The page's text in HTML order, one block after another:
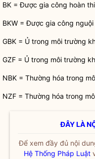
BK = Được gia công hoàn
BKW = Được gia công
GBK = Ủ trong môi trường
GZF = Ủ trong môi trường
NBK = Thường hóa trong
NZF = Thường hóa trong
ĐÂY LÀ
Để xem đầy đủ nội
Hệ Thống Pháp Luật